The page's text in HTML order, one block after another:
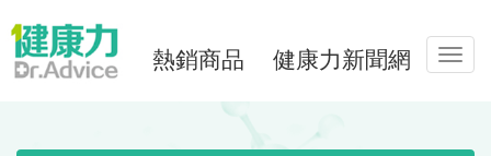
熱銷商品 健康力新聞網